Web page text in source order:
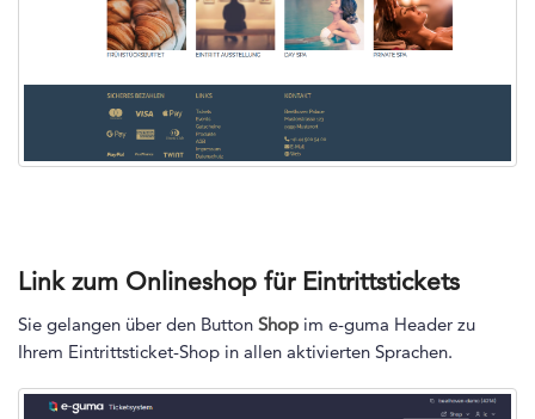
Link zum Onlineshop für Eintrittstickets
Sie gelangen über den Button Shop im e-guma Header zu
Ihrem Eintrittsticket-Shop in allen aktivierten Sprachen.